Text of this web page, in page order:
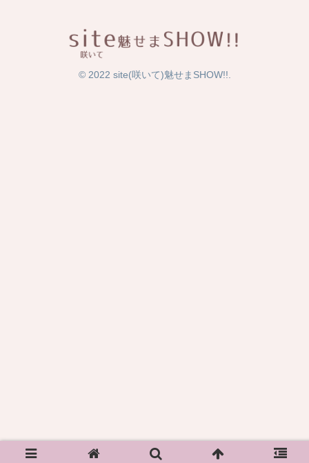
© 2022 site(咲いて)魅せまSHOW!!.